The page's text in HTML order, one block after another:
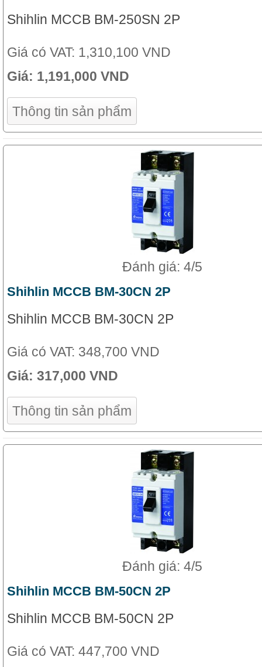
Shihlin MCCB BM-250SN 2P
Giá có VAT: 1,310,100 VND
Giá: 1,191,000 VND
Thông tin sản phẩm
Đánh giá: 4/5
Shihlin MCCB BM-30CN 2P
Shihlin MCCB BM-30CN 2P
Giá có VAT: 348,700 VND
Giá: 317,000 VND
Thông tin sản phẩm
Đánh giá: 4/5
Shihlin MCCB BM-50CN 2P
Shihlin MCCB BM-50CN 2P
Giá có VAT: 447,700 VND